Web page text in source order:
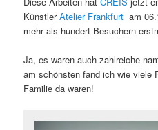
KünstlerAtelier Frankfurt am
mehr als hundert Besuchern
Ja, es waren auch zahlreiche
am schönsten fand ich wie viele
Familie da waren!